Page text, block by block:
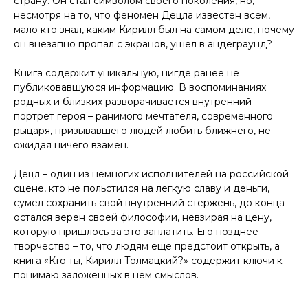
несмотря на то, что феномен Децла известен всем,
мало кто знал, каким Кирилл был на самом деле, почему
он внезапно пропал с экранов, ушел в андеграунд?
Книга содержит уникальную, нигде ранее не
публиковавшуюся информацию. В воспоминаниях
родных и близких разворачивается внутренний
портрет героя – ранимого мечтателя, современного
рыцаря, призывавшего людей любить ближнего, не
ожидая ничего взамен.
Децл – один из немногих исполнителей на российской
сцене, кто не польстился на легкую славу и деньги,
сумел сохранить свой внутренний стержень, до конца
остался верен своей философии, невзирая на цену,
которую пришлось за это заплатить. Его позднее
творчество – то, что людям еще предстоит открыть, а
книга «Кто ты, Кирилл Толмацкий?» содержит ключи к
понимаю заложенных в нем смыслов.